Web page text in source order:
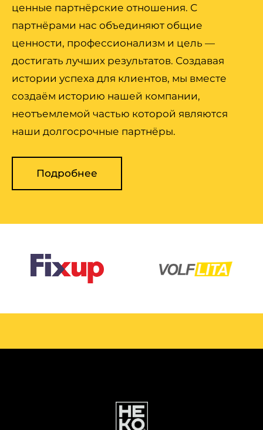
ценные партнёрские отношения. С
партнёрами нас объединяют общие
ценности, профессионализм и цель —
достигать лучших результатов. Создавая
истории успеха для клиентов, мы вместе
создаём историю нашей компании,
неотъемлемой частью которой являются
наши долгосрочные партнёры.
Подробнее